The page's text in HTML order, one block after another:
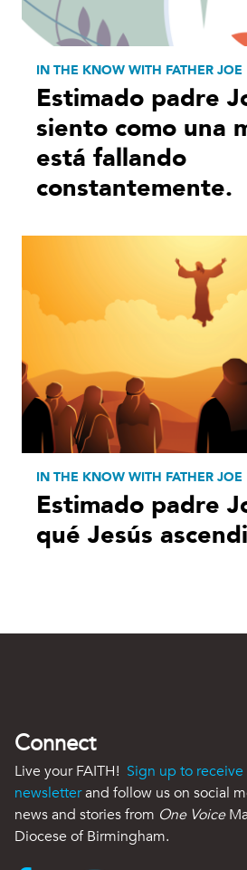
IN THE KNOW WITH FATHER JOE
Estimado padre
siento como una
está fallando
constantemente.
IN THE KNOW WITH FATHER JOE
Estimado padre
qué Jesús
Connect
Live your FAITH! Sign up to
newsletterand follow us on social
news and stories from One Voice
Diocese of Birmingham.